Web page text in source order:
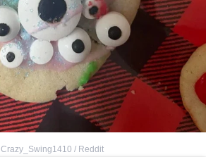
Crazy_Swing1410 / Reddit